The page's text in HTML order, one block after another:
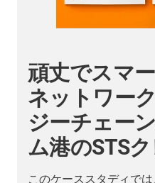
スマートプラ
インダストリー
アップを一挙に
このカタログでは、以